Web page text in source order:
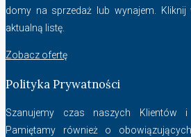
domy na sprzedaż lub wynajem.
aktualną listę.
Zobacz ofertę
Polityka Prywatności
Szanujemy czas naszych Klientów i
Pamiętamy również o